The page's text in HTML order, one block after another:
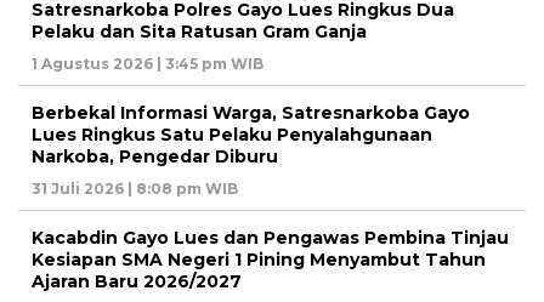
Satresnarkoba Polres Gayo Lues Ringkus Dua
Pelaku dan Sita Ratusan Gram Ganja
1 Agustus 2026 | 3:45 pm WIB
Berbekal Informasi Warga, Satresnarkoba Gayo
Lues Ringkus Satu Pelaku Penyalahgunaan
Narkoba, Pengedar Diburu
31 Juli 2026 | 8:08 pm WIB
Kacabdin Gayo Lues dan Pengawas Pembina Tinjau
Kesiapan SMA Negeri 1 Pining Menyambut Tahun
Ajaran Baru 2026/2027